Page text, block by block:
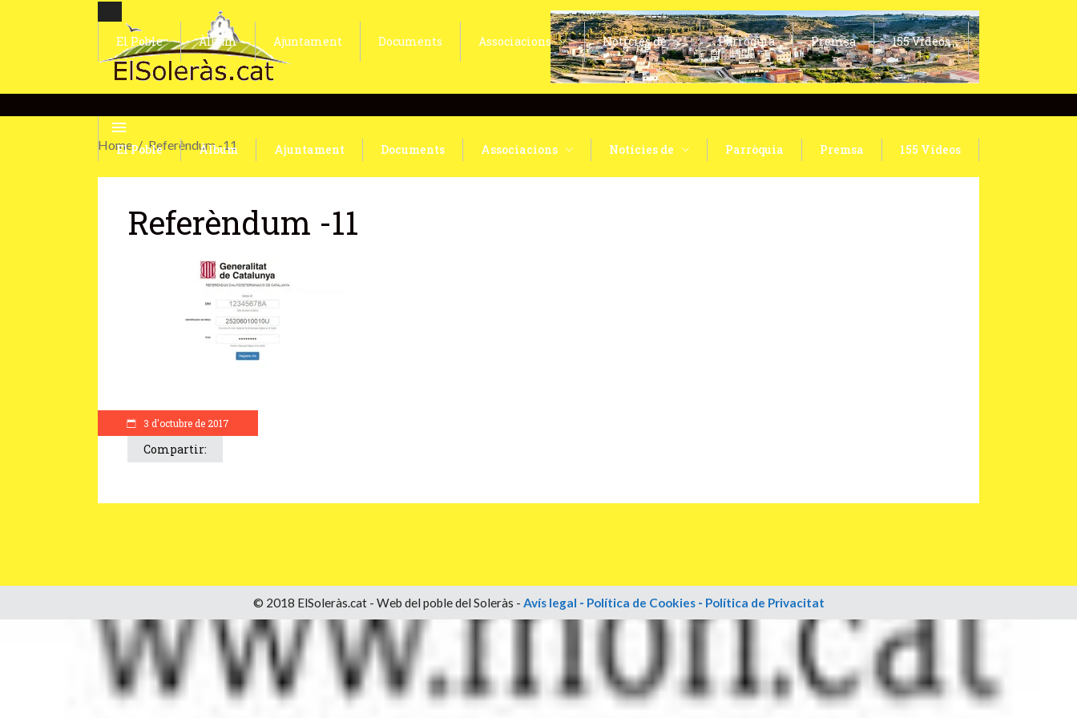
El Poble Àlbum Ajuntament Documents Associacions Notícies de Parròquia Premsa 155 Vídeos
El Poble Àlbum Ajuntament Documents Associacions Notícies de Parròquia Premsa 155 Vídeos
Home Referèndum -11
3 d'octubre de 2017
Referèndum -11
Compartir:
© 2018 ElSoleràs.cat - Web del poble del Soleràs - Avís legal - Política de Cookies- Política de Privacitat